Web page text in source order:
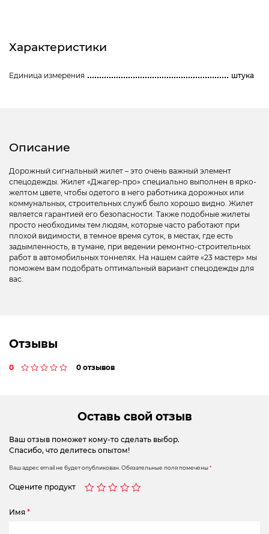
Характеристики
Единица измерения штука
Описание
Дорожный сигнальный жилет – это очень важный элемент
спецодежды. Жилет «Джагер-про» специально выполнен в ярко-
желтом цвете, чтобы одетого в него работника дорожных или
коммунальных, строительных служб было хорошо видно. Жилет
является гарантией его безопасности. Также подобные жилеты
просто необходимы тем людям, которые часто работают при
плохой видимости, в темное время суток, в местах, где есть
задымленность, в тумане, при ведении ремонтно-строительных
работ в автомобильных тоннелях. На нашем сайте «23 мастер» мы
поможем вам подобрать оптимальный вариант спецодежды для
вас.
Отзывы
0 0 отзывов
Оставь свой отзыв
Ваш отзыв поможет кому-то сделать выбор.
Спасибо, что делитесь опытом!
Ваш адрес email не будет опубликован. Обязательные поля помечены*
Оцените продукт
Имя *